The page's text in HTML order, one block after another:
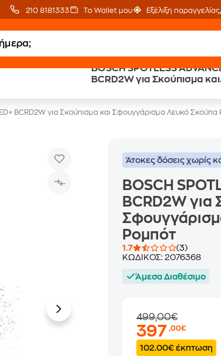
210 8181333 Το Wallet μου Εξέλιξη παραγγελίας
BOSCH SPOTLESS
BCRD2W για Σκούπισμα και
Ρομπότ
Δωρεάν Μεταφορικά
BCRD2W για Σκούπισμα και Σφουγγάρισμα Λευκό
Άτοκες δόσεις χωρίς
BOSCH
BCRD2W για
Ρομπότ
1.7
(3)
ΚΩΔΙΚΟΣ:2076368
Άμεσα Διαθέσιμο
499,00€
397,00€
102.00€ έκπτωση